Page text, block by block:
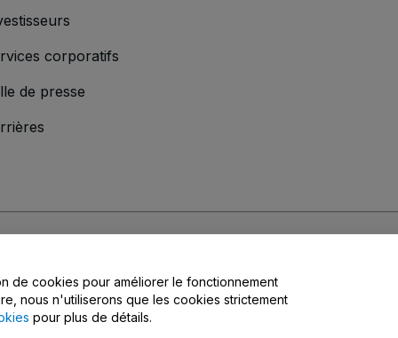
corporatifs
de presse
de confidentialité
de cookies pour améliorer le fonctionnement
nous n'utiliserons que les cookies strictement
pour plus de détails.